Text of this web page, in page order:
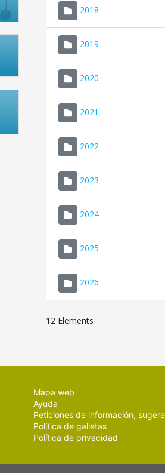
2018
2019
2020
2021
2022
2023
2024
2025
2026
12 Elements
Mapa web
Ayuda
Peticiones de información,
Política de galletas
Política de privacidad